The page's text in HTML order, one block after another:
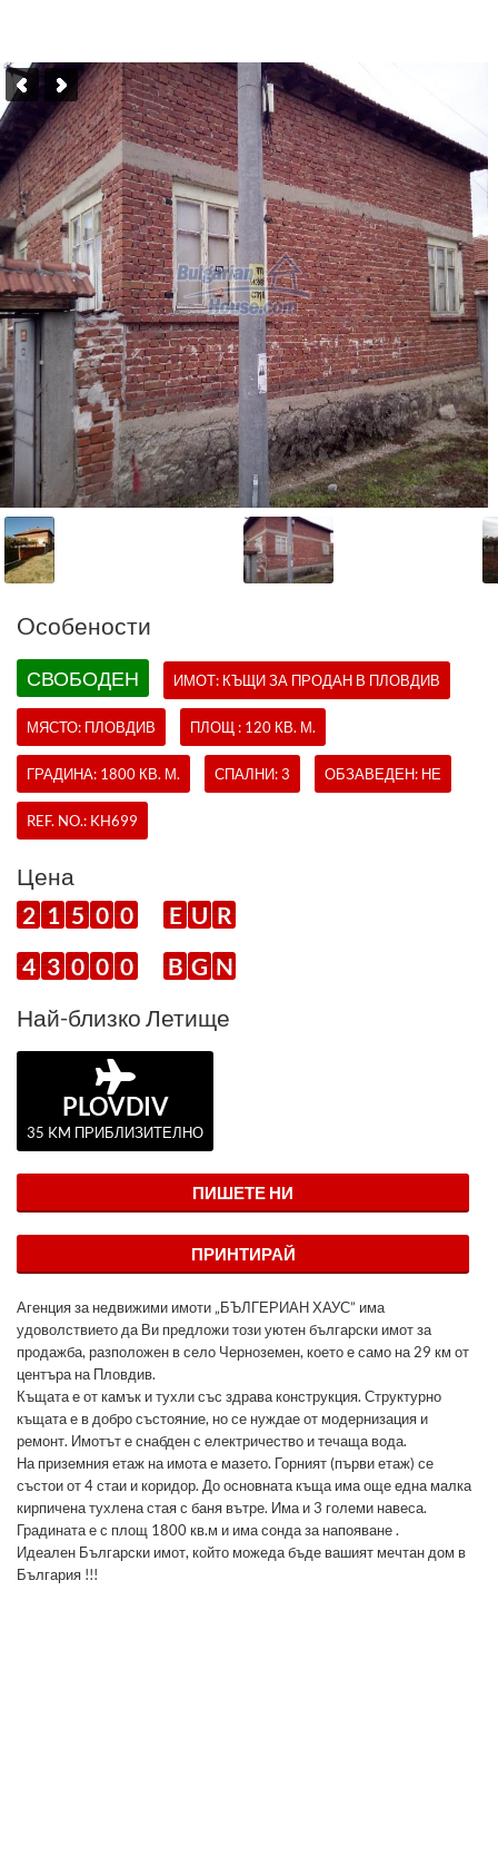
Oсобености
СВОБОДЕН ИМОТ: КЪЩИЗА ПРОДАН В ПЛОВДИВ
МЯСТО: ПЛОВДИВ ПЛОЩ : 120 КВ. М.
ГРАДИНА: 1800 КВ. М. СПАЛНИ: 3 ОБЗАВЕДЕН: НЕ
REF. NO.: KH699
Цена
2 1 5 0 0 E U R
4 3 0 0 0 B G N
Най-близко Летище
PLOVDIV
35 KM ПРИБЛИЗИТЕЛНО
ПИШЕТЕ НИ
ПРИНТИРАЙ
Агенция за недвижими имоти „БЪЛГЕРИАН ХАУС” има
удоволствието да Ви предложи този уютен български имот за
продажба, разположен в село Черноземен, което е само на 29 км от
центъра на Пловдив.
Къщата е от камък и тухли със здрава конструкция. Структурно
къщата е в добро състояние, но се нуждае от модернизация и
ремонт. Имотът е снабден с електричество и течаща вода.
На приземния етаж на имота е мазето. Горният (първи етаж) се
състои от 4 стаи и коридор. До основната къща има още една малка
кирпичена тухлена стая с баня вътре. Има и 3 големи навеса.
Градината е с площ 1800 кв.м и има сонда за напояване .
Идеален Български имот, който можеда бъде вашият мечтан дом в
България !!!